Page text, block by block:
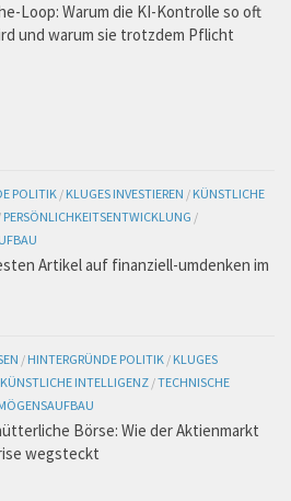
Loop: Warum die KI-Kontrolle so oft
und warum sie trotzdem Pflicht
POLITIK / KLUGES INVESTIEREN / KÜNSTLICHE
PERSÖNLICHKEITSENTWICKLUNG /
Artikel auf finanziell-umdenken im
/ HINTERGRÜNDE POLITIK / KLUGES
KÜNSTLICHE INTELLIGENZ /TECHNISCHE
Börse: Wie der Aktienmarkt
wegsteckt